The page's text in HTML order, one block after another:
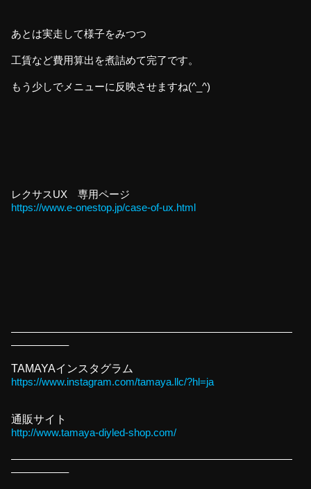
あとは実走して様子をみつつ
工賃など費用算出を煮詰めて完了です。
もう少しでメニューに反映させますね(^_^)
レクサスUX 専用ページ
https://www.e-onestop.jp/case-of-ux.html
———————————————————————————
—————–
TAMAYAインスタグラム
https://www.instagram.com/tamaya.llc/?hl=ja
通販サイト
http://www.tamaya-diyled-shop.com/
———————————————————————————
—————–